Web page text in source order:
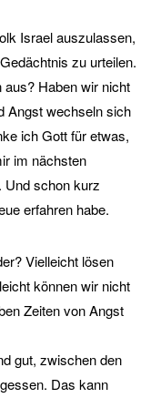
Israel auszulassen,
zu urteilen.
Haben wir nicht
Angst wechseln sich
ich Gott für etwas,
im nächsten
Und schon kurz
erfahren habe.
Vielleicht lösen
können wir nicht
Zeiten von Angst
gut, zwischen den
Das kann